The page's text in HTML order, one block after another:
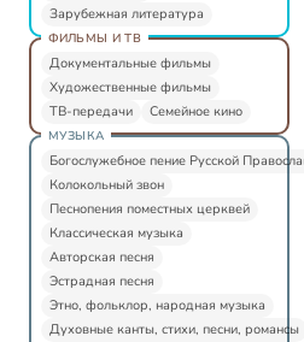
Зарубежная литература
ФИЛЬМЫ И ТВ
Документальные фильмы
Художественные фильмы
ТВ-передачи
Семейное кино
МУЗЫКА
Богослужебное пение Русской
Колокольный звон
Песнопения поместных церквей
Классическая музыка
Авторская песня
Эстрадная песня
Этно, фольклор, народная музыка
Духовные канты, стихи, песни, романсы